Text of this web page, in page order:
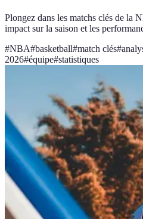
Plongez dans les matchs clés de la
impact sur la saison et les
#NBA#basketball#match clés#
2026#équipe#statistiques